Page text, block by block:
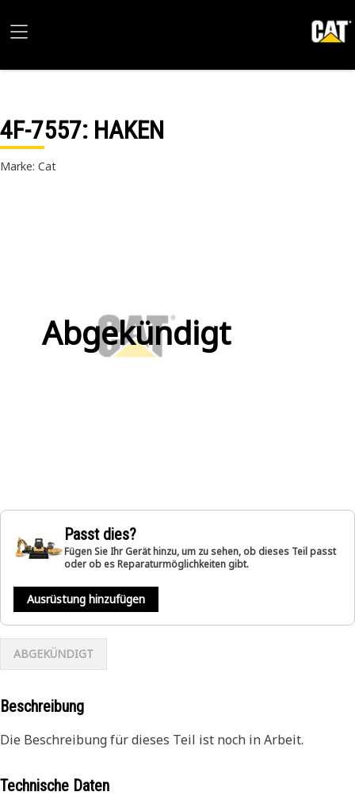
4F-7557: HAKEN
Marke: Cat
Abgekündigt
Passt dies?
Fügen Sie Ihr Gerät hinzu, um zu sehen, ob dieses Teil passt
oder ob es Reparaturmöglichkeiten gibt.
Ausrüstung hinzufügen
ABGEKÜNDIGT
Beschreibung
Die Beschreibung für dieses Teil ist noch in Arbeit.
Technische Daten